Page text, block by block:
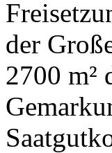
der
2700 m²